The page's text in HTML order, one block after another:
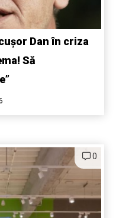
Dan în criza
Să
0